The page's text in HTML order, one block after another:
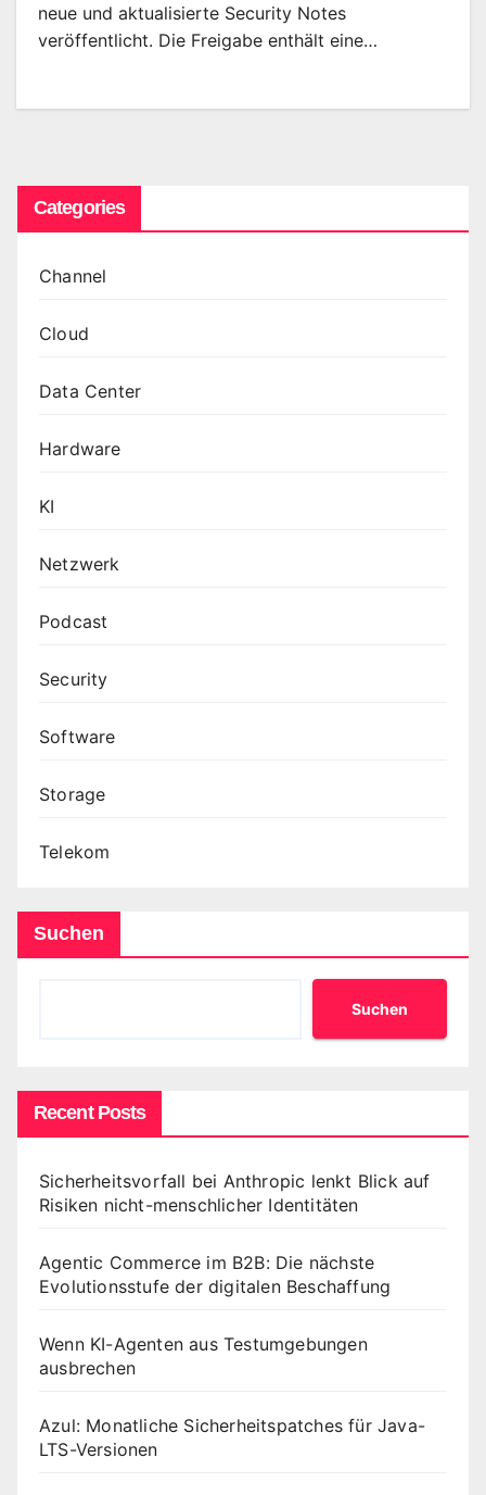
neue und aktualisierte Security Notes
veröffentlicht. Die Freigabe enthält eine…
Categories
Channel
Cloud
Data Center
Hardware
KI
Netzwerk
Podcast
Security
Software
Storage
Telekom
Suchen
Suchen
Recent Posts
Sicherheitsvorfall bei Anthropic lenkt Blick auf
Risiken nicht-menschlicher Identitäten
Agentic Commerce im B2B: Die nächste
Evolutionsstufe der digitalen Beschaffung
Wenn KI-Agenten aus Testumgebungen
ausbrechen
Azul: Monatliche Sicherheitspatches für Java-
LTS-Versionen